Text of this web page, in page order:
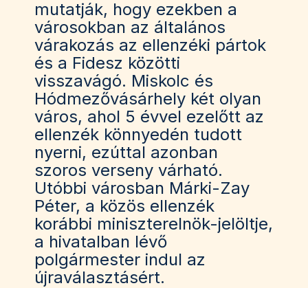
mutatják, hogy ezekben a
városokban az általános
várakozás az ellenzéki pártok
és a Fidesz közötti
visszavágó. Miskolc és
Hódmezővásárhely két olyan
város, ahol 5 évvel ezelőtt az
ellenzék könnyedén tudott
nyerni, ezúttal azonban
szoros verseny várható.
Utóbbi városban Márki-Zay
Péter, a közös ellenzék
korábbi miniszterelnök-jelöltje,
a hivatalban lévő
polgármester indul az
újraválasztásért.